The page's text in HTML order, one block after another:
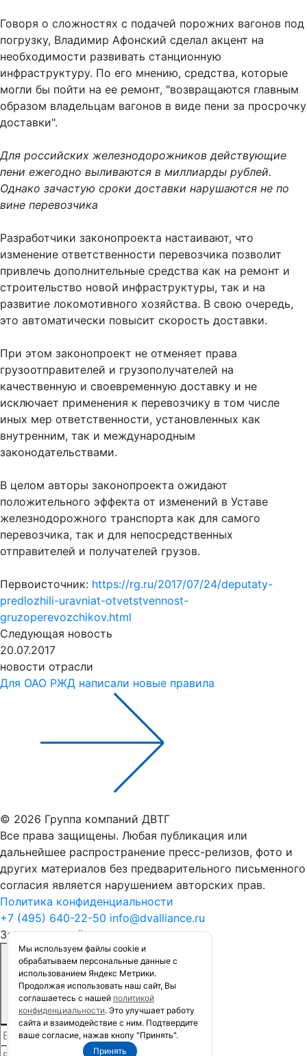
Мы используем файлы сookie и
обрабатываем персональные данные с
использованием Яндекс Метрики.
Продолжая использовать наш сайт, Вы
соглашаетесь с нашей политикой
конфиденциальности. Это улучшает работу
сайта и взаимодействие с ним. Подтвердите
ваше согласие, нажав кнопу "Принять".
Принять
Говоря о сложностях с подачей порожних вагонов под
погрузку, Владимир Афонский сделал акцент на
необходимости развивать станционную
инфраструктуру. По его мнению, средства, которые
могли бы пойти на ее ремонт, "возвращаются главным
образом владельцам вагонов в виде пени за просрочку
доставки".
Для российских железнодорожников действующие
пени ежегодно выливаются в миллиарды рублей.
Однако зачастую сроки доставки нарушаются не по
вине перевозчика
Разработчики законопроекта настаивают, что
изменение ответственности перевозчика позволит
привлечь дополнительные средства как на ремонт и
строительство новой инфраструктуры, так и на
развитие локомотивного хозяйства. В свою очередь,
это автоматически повысит скорость доставки.
При этом законопроект не отменяет права
грузоотправителей и грузополучателей на
качественную и своевременную доставку и не
исключает применения к перевозчику в том числе
иных мер ответственности, установленных как
внутренним, так и международным
законодательствами.
В целом авторы законопроекта ожидают
положительного эффекта от изменений в Уставе
железнодорожного транспорта как для самого
перевозчика, так и для непосредственных
отправителей и получателей грузов.
Первоисточник: https://rg.ru/2017/07/24/deputaty-
predlozhili-uravniat-otvetstvennost-
gruzoperevozchikov.html
Следующая новость
20.07.2017
новости отрасли
Для ОАО РЖД написали новые правила
© 2026 Группа компаний ДВТГ
Все права защищены. Любая публикация или
дальнейшее распространение пресс-релизов, фото и
других материалов без предварительного письменного
согласия является нарушением авторских прав.
Политика конфиденциальности
+7 (495) 640-22-50 info@dvalliance.ru
Заказать расчёт стоимости